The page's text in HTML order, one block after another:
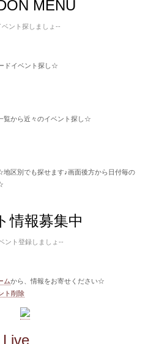
MENU
ベント探しましょ--
ドイベント探し☆
覧から近々のイベント探し☆
区別でも探せます♪画面後方から日付毎の
情報募集中
ント登録しましょ--
ムから、情報をお寄せください☆
ト削除
Live